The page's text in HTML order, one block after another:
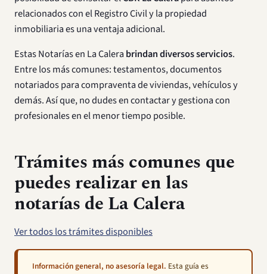
relacionados con el Registro Civil y la propiedad
inmobiliaria es una ventaja adicional.
Estas Notarías en La Calera brindan diversos servicios.
Entre los más comunes: testamentos, documentos
notariados para compraventa de viviendas, vehículos y
demás. Así que, no dudes en contactar y gestiona con
profesionales en el menor tiempo posible.
Trámites más comunes que
puedes realizar en las
notarías de La Calera
Ver todos los trámites disponibles
Información general, no asesoría legal. Esta guía es